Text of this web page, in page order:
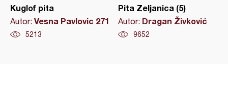
Kuglof pita
Autor: Vesna Pavlovic 271
5213
Pita Zeljanica (5)
Autor: Dragan Živković
9652